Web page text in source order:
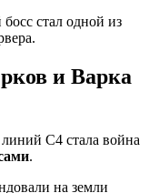
стал одной из
и Варка
C4 стала война
.
на земли